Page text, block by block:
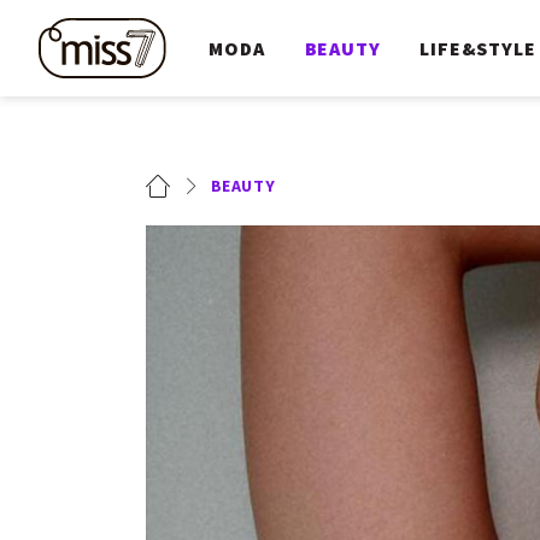
MODA BEAUTY LIFE&STYLE
BEAUTY